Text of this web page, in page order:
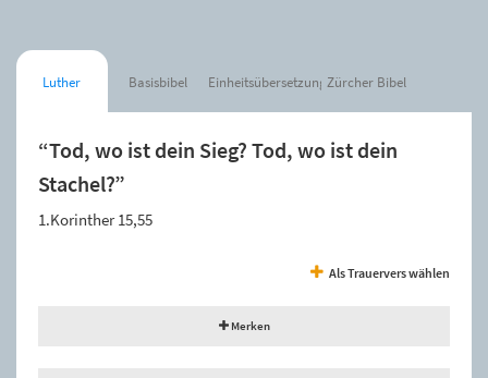
Luther Basisbibel Einheitsübersetzung Zürcher Bibel
“Tod, wo ist dein Sieg? Tod, wo ist dein
Stachel?”
1.Korinther 15,55
Als Trauervers wählen
Merken